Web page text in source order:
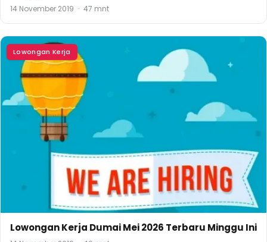
14 November 2019 · 47 mnt
Lowongan Kerja
Lowongan Kerja Dumai Mei 2026 Terbaru Minggu Ini